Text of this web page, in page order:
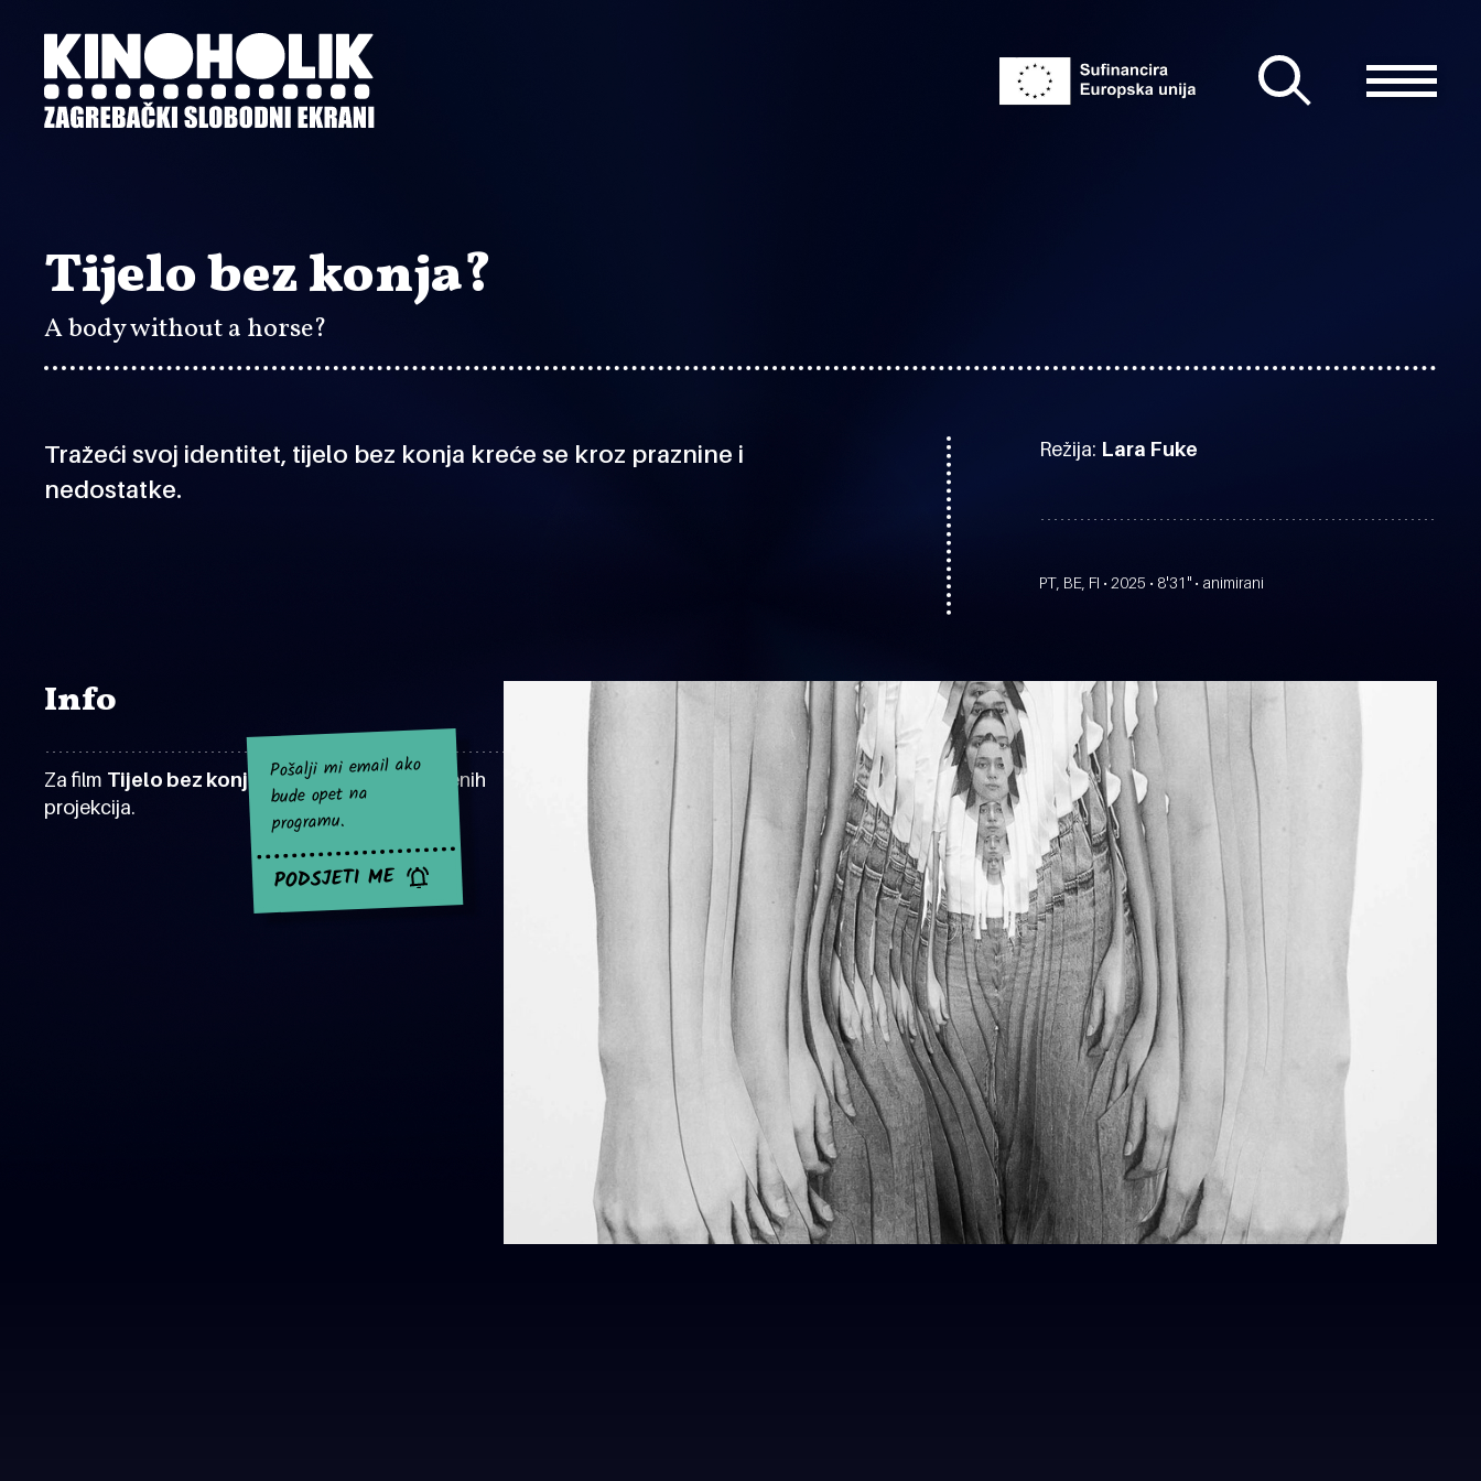
sadržaj
Tijelo bez konja?
A body without a horse?
Tražeći svoj identitet, tijelo bez konja kreće se kroz praznine i
nedostatke.
Režija: Lara Fuke
PT, BE, FI • 2025 • 8'31" • animirani
Info
Za film Tijelo bez konja?za sad nema najavljenih
projekcija.
Pošalji mi email ako
bude opet na
programu.
PODSJETI ME